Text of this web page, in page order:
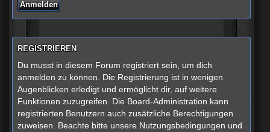
REGISTRIEREN
Du musst in diesem Forum registriert sein, um dich
anmelden zu können. Die Registrierung ist in wenigen
Augenblicken erledigt und ermöglicht dir, auf weitere
Funktionen zuzugreifen. Die Board-Administration kann
registrierten Benutzern auch zusätzliche Berechtigungen
zuweisen. Beachte bitte unsere Nutzungsbedingungen und